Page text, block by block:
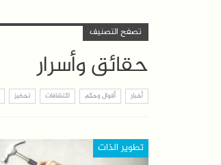
تصفح التصنيف
حقائق وأسرار
أخبار أقوال وحكم اكتشافات تحفيز
تطوير الذات